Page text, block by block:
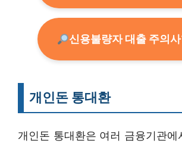
신용불량자 대출 주의
개인돈 통대환
개인돈 통대환은 여러 금융기관에